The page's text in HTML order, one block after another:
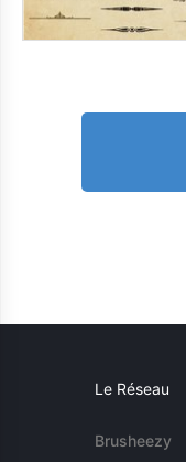
Le Réseau
Brusheezy